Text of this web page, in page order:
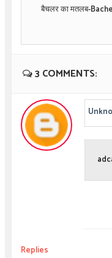
बैचलर का मतलब-
3 COMMENTS:
Replies